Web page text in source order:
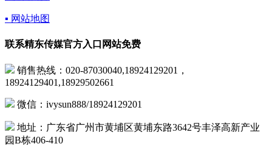
▪ 网站地图
联系精东传媒官方入口网站免费
销售热线：020-87030040,18924129201，
18924129401,18929502661
微信：ivysun888/18924129201
地址：广东省广州市黄埔区黄埔东路3642号丰泽高新产业
园B栋406-410